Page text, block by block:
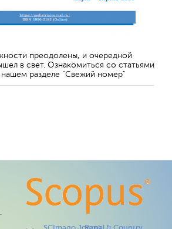
преодолены, и очередной
в свет. Ознакомиться со статьями
разделе "Свежий номер"